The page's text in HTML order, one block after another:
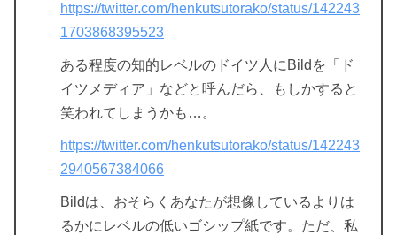
https://twitter.com/henkutsutorako/status/142243
1703868395523
ある程度の知的レベルのドイツ人にBildを「ド
イツメディア」などと呼んだら、もしかすると
笑われてしまうかも…。
https://twitter.com/henkutsutorako/status/142243
2940567384066
Bildは、おそらくあなたが想像しているよりは
るかにレベルの低いゴシップ紙です。ただ、私